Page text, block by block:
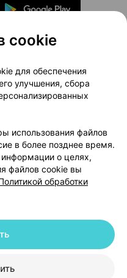
проекта
маркетинг
Доставка
Партнеры
103.by
Cookie
| 220012, Республика Беларусь,
cookie
для обеспечения
улучшения, сбора
использования файлов
в более позднее время.
о целях,
файлов cookie вы
обработки